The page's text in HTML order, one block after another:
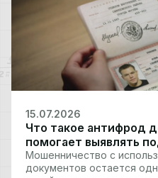
15.07.2026
Что такое антифрод
помогает выявлять
Мошенничество с
документов остается